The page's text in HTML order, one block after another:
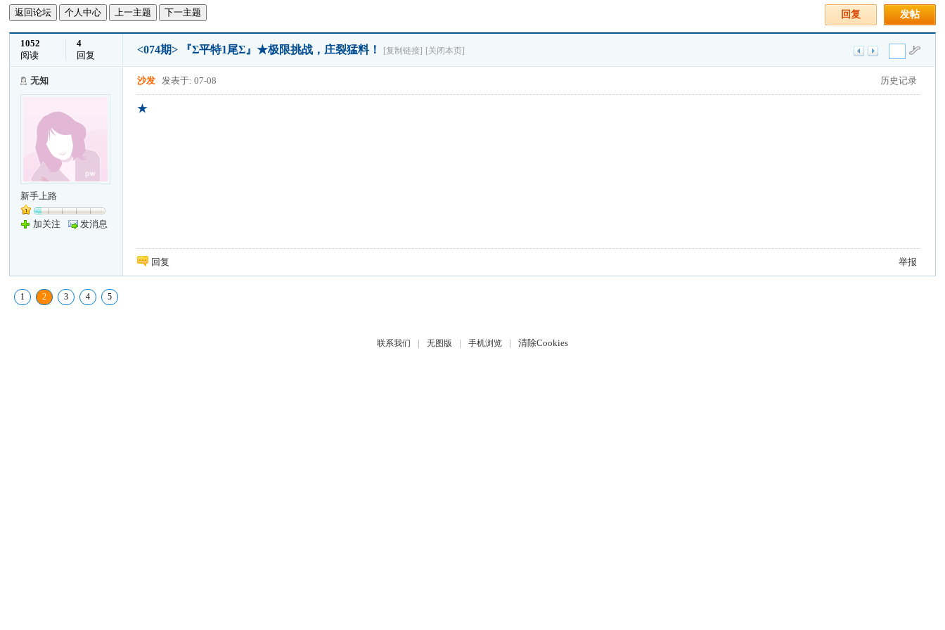
返回论坛 个人中心 上一主题 下一主题 发帖
回复
1052
阅读
4
回复
<074期> 『Σ平特1尾Σ』★极限挑战，庄裂猛料！ [复制链接] [关闭本页]
无知
新手上路
加关注 发消息
历史记录
沙发 发表于: 07-08
★
回复 举报
1 2 3 4 5
联系我们 | 无图版 | 手机浏览 | 清除Cookies